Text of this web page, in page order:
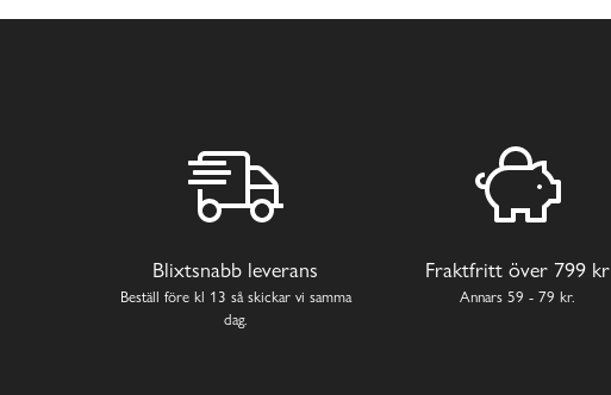
Blixtsnabb leverans
Beställ före kl 13 så skickar vi samma
dag.
Fraktfritt över 799 kr
Annars 59 - 79 kr.